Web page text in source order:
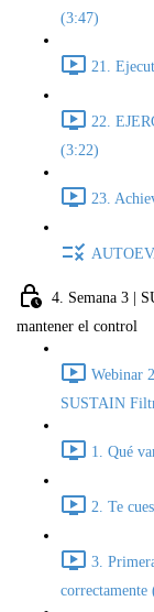
(3:47)
21.
22.
(3:22)
23.
4. Semana 3 |
mantener el control
Webinar
SUSTAIN
1. Qué
2. Te
3.
correctamente